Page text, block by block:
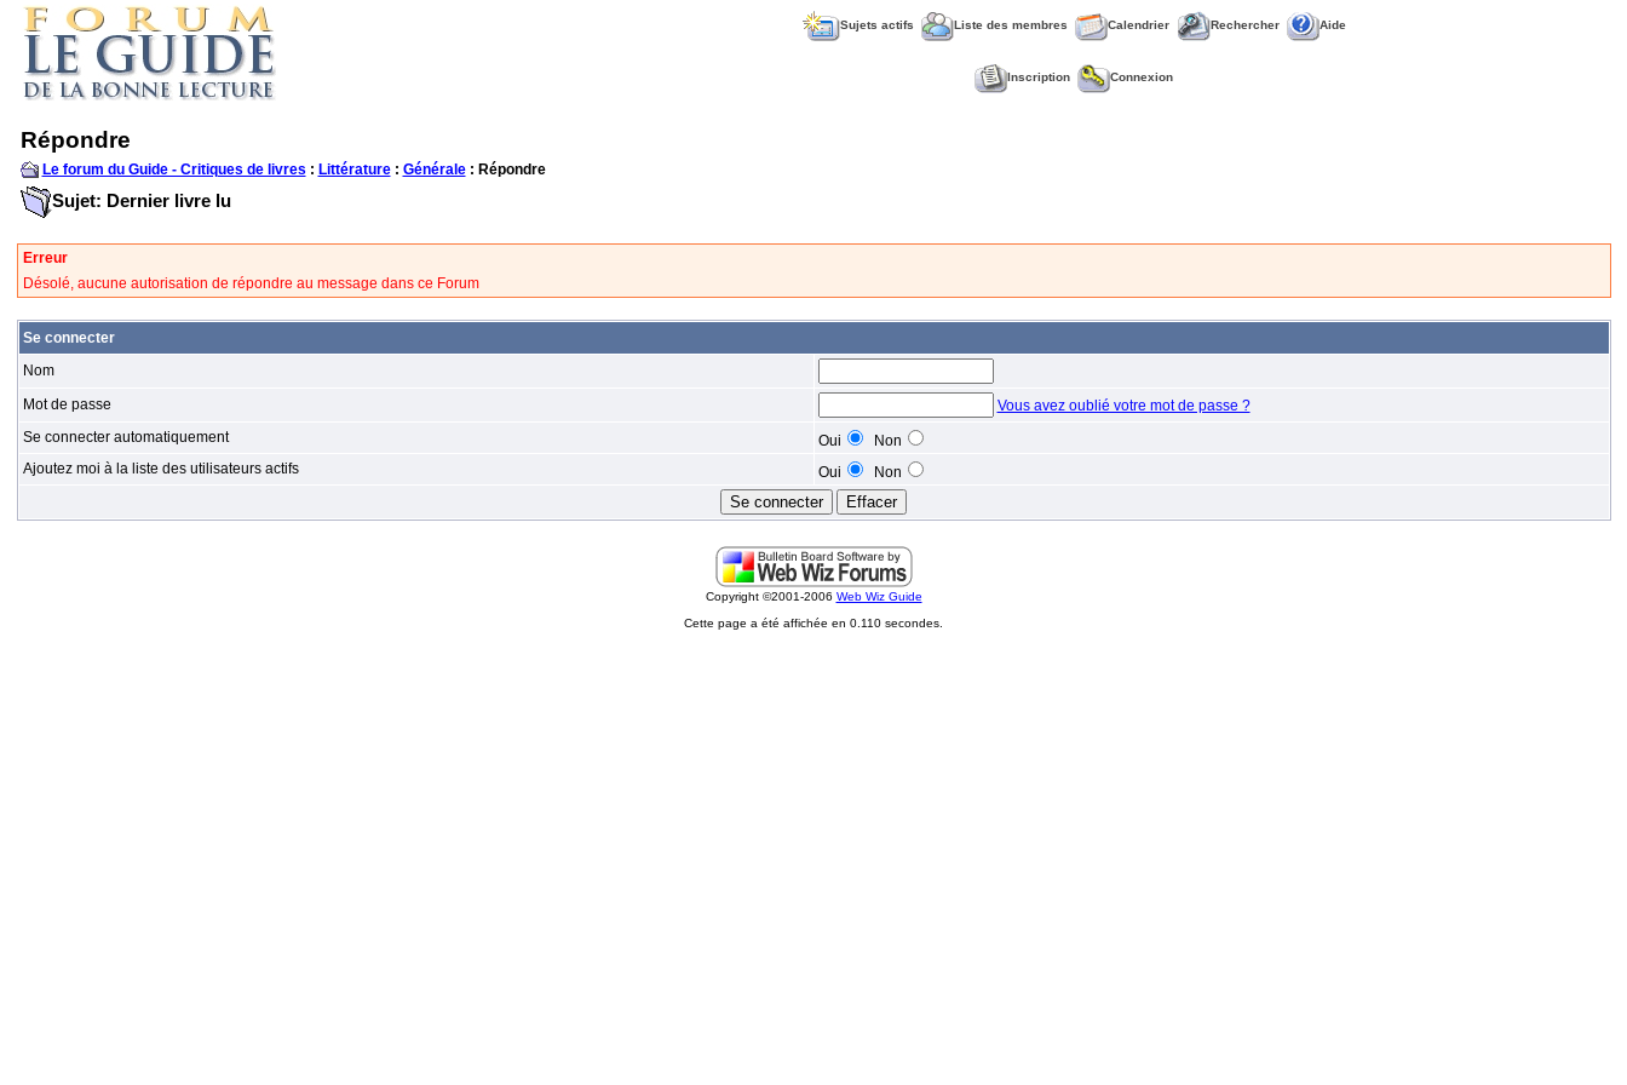
Sujets actifs Liste des membres Calendrier Rechercher Aide
Inscription Connexion
Répondre
Le forum du Guide - Critiques de livres : Littérature: Générale: Répondre
Sujet: Dernier livre lu
Erreur
Désolé, aucune autorisation de répondre au message dans ce Forum
Se connecter
Nom
Mot de passe
Vous avez oublié votre mot de passe ?
Se connecter automatiquement
Oui
Non
Ajoutez moi à la liste des utilisateurs actifs
Oui Non
Copyright ©2001-2006 Web Wiz Guide
Cette page a été affichée en 0.110 secondes.